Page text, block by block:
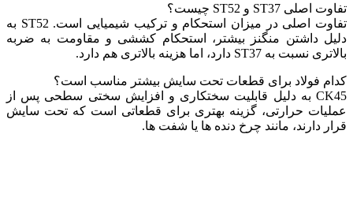
تفاوت اصلی ST37 و ST52 چیست؟
تفاوت اصلی در میزان استحکام و ترکیب شیمیایی است. ST52 به
دلیل داشتن منگنز بیشتر، استحکام کششی و مقاومت به ضربه
بالاتری نسبت به ST37 دارد، اما هزینه بالاتری هم دارد.
کدام فولاد برای قطعات تحت سایش بیشتر مناسب است؟
CK45 به دلیل قابلیت سختکاری و افزایش سختی سطحی پس از
عملیات حرارتی، گزینه بهتری برای قطعاتی است که تحت سایش
قرار دارند، مانند چرخ‌ دنده‌ ها یا شفت‌ ها.